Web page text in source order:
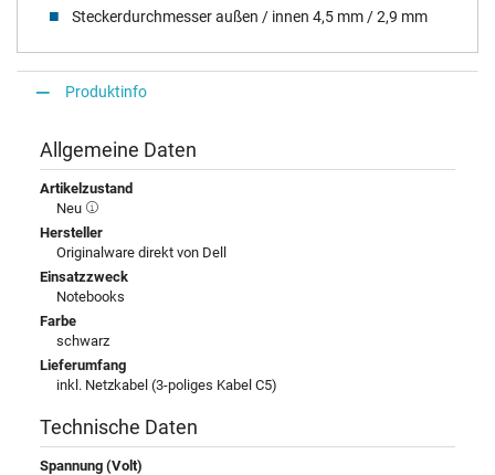
Steckerdurchmesser außen / innen 4,5 mm / 2,9 mm
Produktinfo
Allgemeine Daten
Artikelzustand
Neu
Hersteller
Originalware direkt von Dell
Einsatzzweck
Notebooks
Farbe
schwarz
Lieferumfang
inkl. Netzkabel (3-poliges Kabel C5)
Technische Daten
Spannung (Volt)